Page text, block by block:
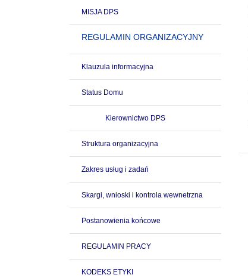
MISJA DPS
REGULAMIN ORGANIZACYJNY
Klauzula informacyjna
Status Domu
Kierownictwo DPS
Struktura organizacyjna
Zakres usług i zadań
Skargi, wnioski i kontrola wewnetrzna
Postanowienia końcowe
REGULAMIN PRACY
KODEKS ETYKI